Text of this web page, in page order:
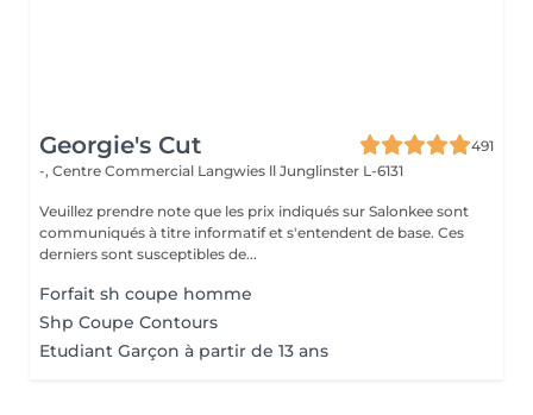
Georgie's Cut
491
-, Centre Commercial Langwies ll Junglinster L-6131
Veuillez prendre note que les prix indiqués sur Salonkee sont
communiqués à titre informatif et s'entendent de base. Ces
derniers sont susceptibles de...
Forfait sh coupe homme
Shp Coupe Contours
Etudiant Garçon à partir de 13 ans